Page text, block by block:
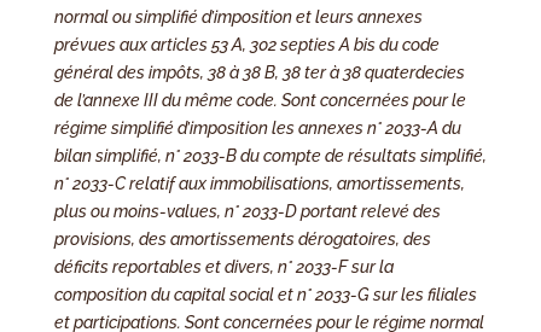
normal ou simplifié d’imposition et leurs annexes
prévues aux articles 53 A, 302 septies A bis du code
général des impôts, 38 à 38 B, 38 ter à 38 quaterdecies
de l’annexe III du même code. Sont concernées pour le
régime simplifié d’imposition les annexes n° 2033-A du
bilan simplifié, n° 2033-B du compte de résultats simplifié,
n° 2033-C relatif aux immobilisations, amortissements,
plus ou moins-values, n° 2033-D portant relevé des
provisions, des amortissements dérogatoires, des
déficits reportables et divers, n° 2033-F sur la
composition du capital social et n° 2033-G sur les filiales
et participations. Sont concernées pour le régime normal